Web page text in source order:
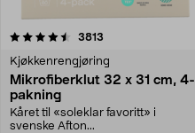
3813
Kjøkkenrengjøring
Mikrofiberklut 32 x 31 cm, 4-
pakning
Kåret til «soleklar favoritt» i
svenske Afton...
4.5av 5 stjerner